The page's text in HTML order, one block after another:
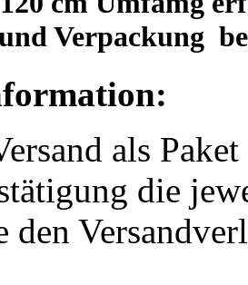
Verpackung
als
die
den